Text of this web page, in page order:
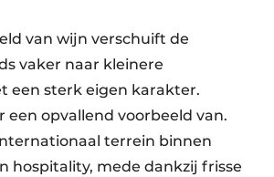
van wijn verschuift de
vaker naar kleinere
een sterk eigen karakter.
een opvallend voorbeeld van.
terrein binnen
hospitality, mede dankzij frisse